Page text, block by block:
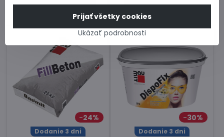
24%
Dodanie 3 dni
30%
Dodanie 3 dni
Ukázať podrobnosti
Prijať všetky cookies